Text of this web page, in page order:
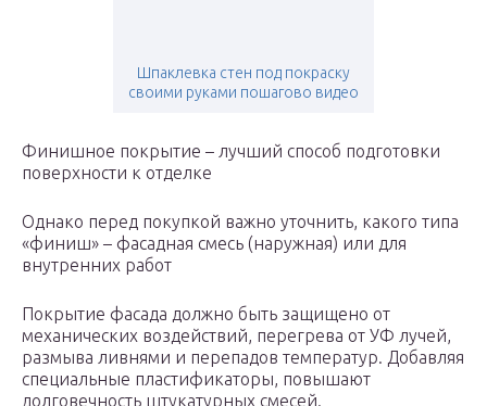
Шпаклевка стен под покраску
своими руками пошагово видео
Финишное покрытие – лучший способ подготовки
поверхности к отделке
Однако перед покупкой важно уточнить, какого типа
«финиш» – фасадная смесь (наружная) или для
внутренних работ
Покрытие фасада должно быть защищено от
механических воздействий, перегрева от УФ лучей,
размыва ливнями и перепадов температур. Добавляя
специальные пластификаторы, повышают
долговечность штукатурных смесей.